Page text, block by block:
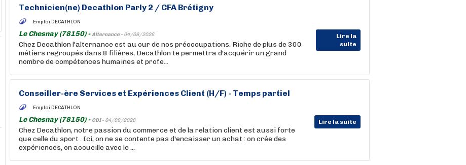
Technicien(ne) Decathlon Parly 2 / CFA Brétigny
Emploi DECATHLON
Le Chesnay (78150) -Alternance - 04/08/2026
Lire la
suite
Chez Decathlon l'alternance est au cur de nos préoccupations. Riche de plus de 300
métiers regroupés dans 8 filières, Decathlon te permettra d'acquérir un grand
nombre de compétences humaines et profe...
Conseiller-ère Services et Expériences Client (H/F) - Temps partiel
Emploi DECATHLON
Le Chesnay (78150) - CDI - 04/08/2026 Lire la suite
Chez Decathlon, notre passion du commerce et de la relation client est aussi forte
que celle du sport . Ici, on ne se contente pas d'encaisser un achat : on crée des
expériences, on accueille avec le ...